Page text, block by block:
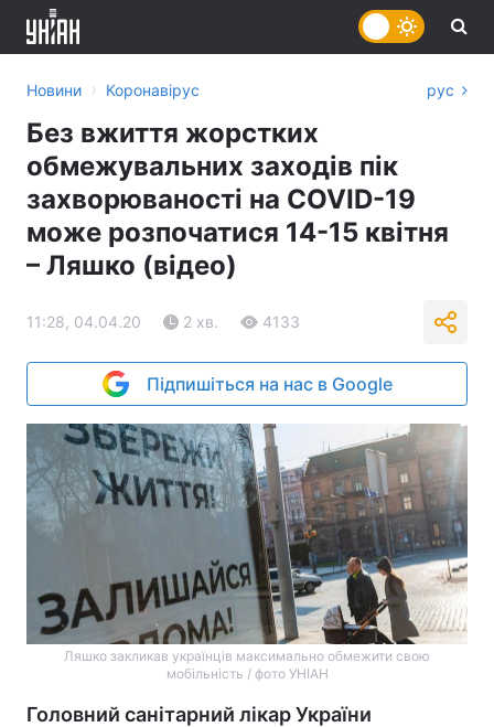
Новини › Коронавірус рус
Без вжиття жорстких
обмежувальних заходів пік
захворюваності на COVID-19
може розпочатися 14-15 квітня
– Ляшко (відео)
11:28, 04.04.20 2 хв. 4133
Підпишіться на нас в Google
Ляшко закликав українців максимально обмежити свою
мобільність / фото УНІАН
Головний санітарний лікар України